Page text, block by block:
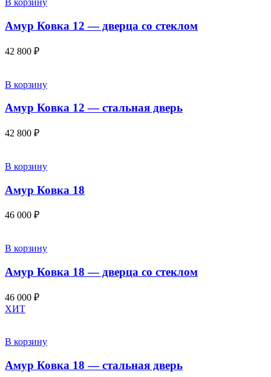
В корзину
Амур Ковка 12 — дверца со стеклом
42 800 ₽
В корзину
Амур Ковка 12 — стальная дверь
42 800 ₽
В корзину
Амур Ковка 18
46 000 ₽
В корзину
Амур Ковка 18 — дверца со стеклом
46 000 ₽
ХИТ
В корзину
Амур Ковка 18 — стальная дверь